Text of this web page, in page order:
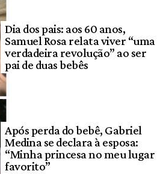
Dia dos pais: aos 60 anos,
Samuel Rosa relata viver “uma
verdadeira revolução” ao ser
pai de duas bebês
Após perda do bebê, Gabriel
Medina se declara à esposa:
“Minha princesa no meu lugar
favorito”